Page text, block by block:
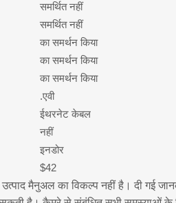
समर्थित नहीं
समर्थित नहीं
का समर्थन किया
का समर्थन किया
का समर्थन किया
.एवी
ईथरनेट केबल
नहीं
इनडोर
$42
उत्पाद मैनुअल का विकल्प नहीं है। दी गई